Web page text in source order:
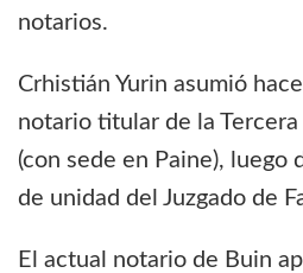
notarios.
Crhistián Yurin asumió
notario titular de la
(con sede en Paine), luego
de unidad del Juzgado de
El actual notario de Buin